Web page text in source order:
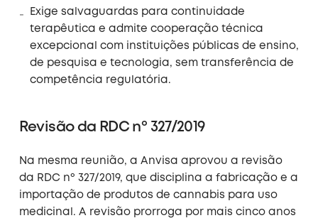
Exige salvaguardas para continuidade
terapêutica e admite cooperação técnica
excepcional com instituições públicas de ensino,
de pesquisa e tecnologia, sem transferência de
competência regulatória.
Revisão da RDC nº 327/2019
Na mesma reunião, a Anvisa aprovou a revisão
da RDC nº 327/2019, que disciplina a fabricação e a
importação de produtos de cannabis para uso
medicinal. A revisão prorroga por mais cinco anos